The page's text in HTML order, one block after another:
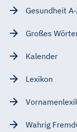
Gesundheit
Großes
Kalender
Lexikon
Wahrig